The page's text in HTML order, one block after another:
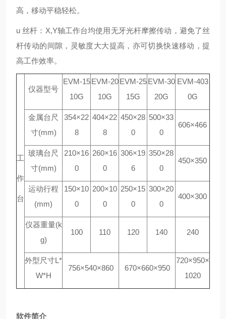
高，移动平稳轻松。
u 丝杆：X,Y轴工作台均使用无牙光杆摩擦传动，避免了丝
杆传动的间隙，灵敏度大大提高，亦可切换快速移动，提
高工作效率。
工
作
台
仪器型号
EVM-15
10G
EVM-20
10G
EVM-25
15G
EVM-30
20G
EVM-403
0G
金属台尺
寸(mm)
354×22
8
404×22
8
450×28
0
500×33
0
606×466
玻璃台尺
寸(mm)
210×16
0
260×16
0
306×19
6
350×28
0
450×350
运动行程
(mm)
150×10
0
200×10
0
250×15
0
300×20
0
400×300
仪器重量(k
g)
100 110 120 140 240
外型尺寸L*
W*H
756×540×860 670×660×950
720×950×
1020
软件简介